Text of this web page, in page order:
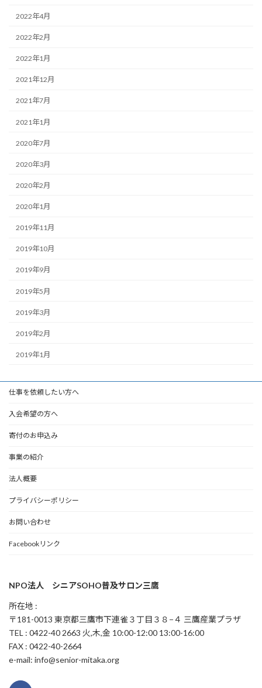
2022年4月
2022年2月
2022年1月
2021年12月
2021年7月
2021年1月
2020年7月
2020年3月
2020年2月
2020年1月
2019年11月
2019年10月
2019年9月
2019年5月
2019年3月
2019年2月
2019年1月
仕事を依頼したい方へ
入会希望の方へ
寄付のお申込み
事業の紹介
法人概要
プライバシーポリシー
お問い合わせ
Facebookリンク
NPO法人 シニアSOHO普及サロン三鷹
所在地 :
〒181-0013 東京都三鷹市下連雀３丁目３８−４ 三鷹産業プラザ
TEL : 0422-40 2663 火,木,金 10:00-12:00 13:00-16:00
FAX : 0422-40-2664
e-mail: info@senior-mitaka.org